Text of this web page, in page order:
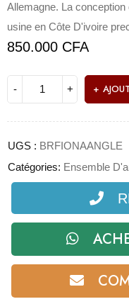
Allemagne. La
usine en Côte D'ivoire
850.000 CFA
UGS : BRFIONAANGLE
Catégories: Ensemble